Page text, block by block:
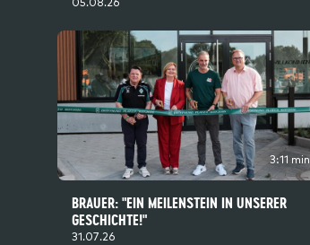
3:11 min
BRAUER: "EIN MEILENSTEIN IN UNSERER
GESCHICHTE!"
31.07.26